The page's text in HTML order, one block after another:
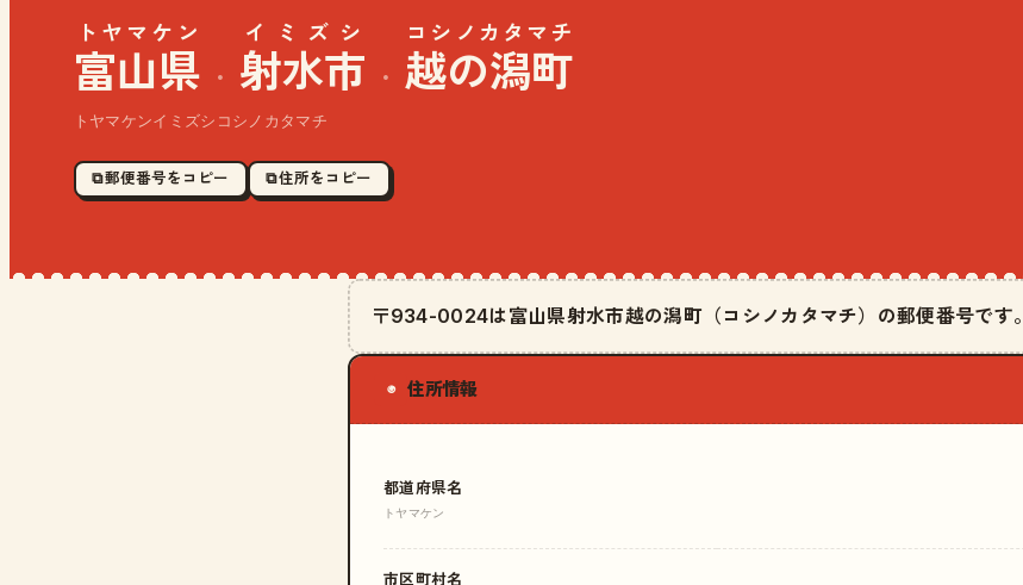
富山県
トヤマケン
· 射水市
イミズシ
· 越の潟町
コシノカタマチ
トヤマケンイミズシコシノカタマチ
⧉ 郵便番号をコピー ⧉ 住所をコピー
〒934-0024は富山県射水市越の潟町（コシノカタマチ）の郵便番号です。
◉ 住所情報
都道府県名
トヤマケン
市区町村名